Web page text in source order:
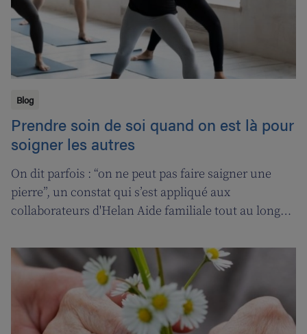
Blog
Prendre soin de soi quand on est là pour
soigner les autres
On dit parfois : “on ne peut pas faire saigner une
pierre”, un constat qui s’est appliqué aux
collaborateurs d'Helan Aide familiale tout au long
pourquoi nous avons fait appel aux services de la
‘ligne d’oxygène’ pour donner l’occasion de souffler à
nos soignant(e)s, et leur permettre ainsi de pouvoir
encore mieux s’occuper de leurs clients.